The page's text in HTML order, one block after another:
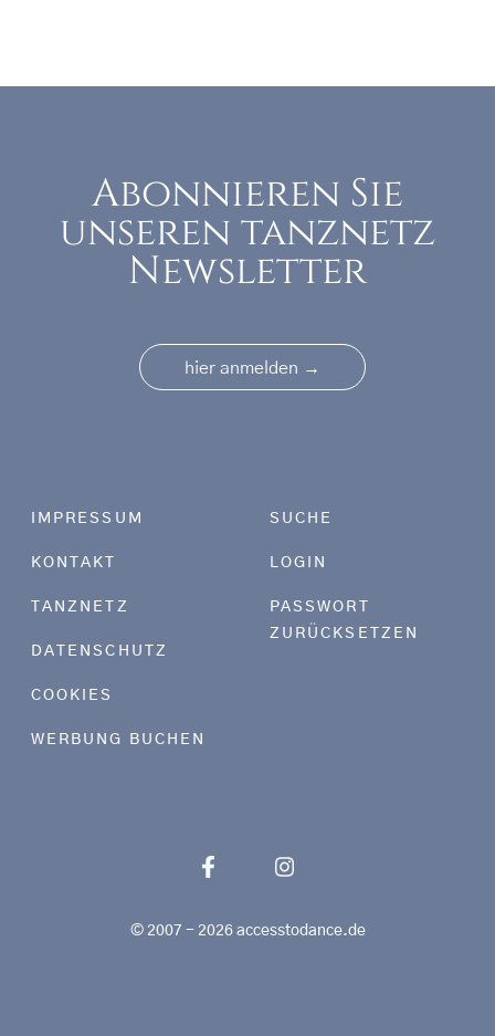
Abonnieren Sie
unseren tanznetz
Newsletter
hier anmelden →
Footer menu
IMPRESSUM
KONTAKT
TANZNETZ
DATENSCHUTZ
COOKIES
WERBUNG BUCHEN
SUCHE
LOGIN
PASSWORT
ZURÜCKSETZEN
© 2007 - 2026 accesstodance.de